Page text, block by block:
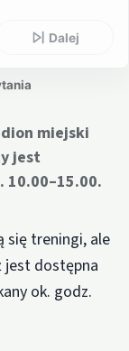
Dalej
miejski
jest
10.00–15.00.
się treningi, ale
jest dostępna
ok. godz.